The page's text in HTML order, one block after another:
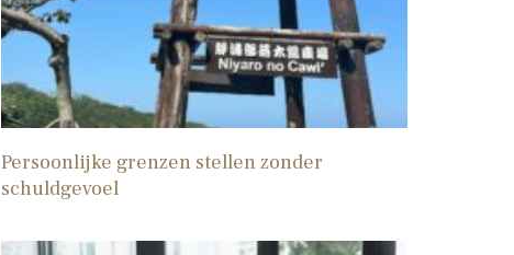
Persoonlijke grenzen stellen zonder
schuldgevoel